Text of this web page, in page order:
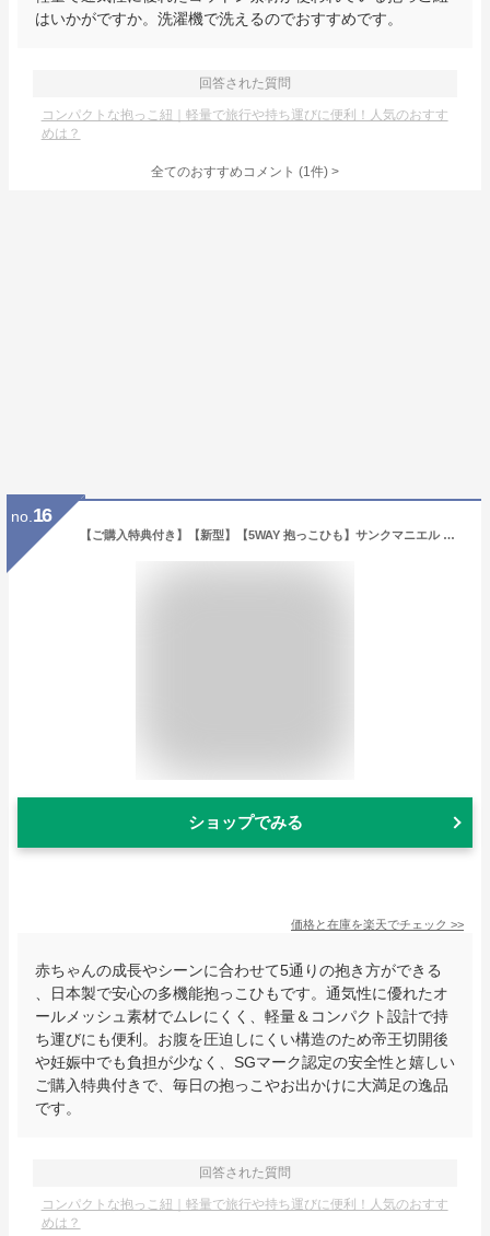
はいかがですか。洗濯機で洗えるのでおすすめです。
回答された質問
コンパクトな抱っこ紐｜軽量で旅行や持ち運びに便利！人気のおすす
めは？
全てのおすすめコメント (1件) >
no. 16
【ご購入特典付き】【新型】【5WAY 抱っこひも】サンクマニエル エアリーフィット ネイビー 日本製 オールメッシュ ムレにくい 新生児 軽量 コンパクト 帝王切開後 妊娠中 妊婦 SGマーク認定 ギフト ラッピング無料【正規品】【エイテックス】
ショップでみる
価格と在庫を楽天でチェック >>
赤ちゃんの成長やシーンに合わせて5通りの抱き方ができる
、日本製で安心の多機能抱っこひもです。通気性に優れたオ
ールメッシュ素材でムレにくく、軽量＆コンパクト設計で持
ち運びにも便利。お腹を圧迫しにくい構造のため帝王切開後
や妊娠中でも負担が少なく、SGマーク認定の安全性と嬉しい
ご購入特典付きで、毎日の抱っこやお出かけに大満足の逸品
です。
回答された質問
コンパクトな抱っこ紐｜軽量で旅行や持ち運びに便利！人気のおすす
めは？